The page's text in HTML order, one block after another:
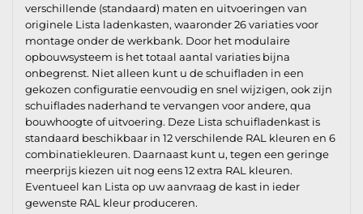
verschillende (standaard) maten en uitvoeringen van
originele Lista ladenkasten, waaronder 26 variaties voor
montage onder de werkbank. Door het modulaire
opbouwsysteem is het totaal aantal variaties bijna
onbegrenst. Niet alleen kunt u de schuifladen in een
gekozen configuratie eenvoudig en snel wijzigen, ook zijn
schuiflades naderhand te vervangen voor andere, qua
bouwhoogte of uitvoering. Deze Lista schuifladenkast is
standaard beschikbaar in 12 verschilende RAL kleuren en 6
combinatiekleuren. Daarnaast kunt u, tegen een geringe
meerprijs kiezen uit nog eens 12 extra RAL kleuren.
Eventueel kan Lista op uw aanvraag de kast in ieder
gewenste RAL kleur produceren.